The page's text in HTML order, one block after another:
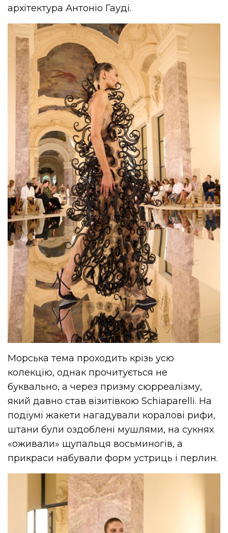
архітектура Антоніо Гауді.
Морська тема проходить крізь усю
колекцію, однак прочитується не
буквально, а через призму сюрреалізму,
який давно став візитівкою Schiaparelli. На
подіумі жакети нагадували коралові рифи,
штани були оздоблені мушлями, на сукнях
«оживали» щупальця восьминогів, а
прикраси набували форм устриць і перлин.